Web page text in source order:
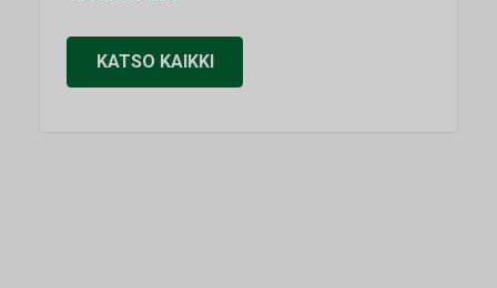
KATSO KAIKKI